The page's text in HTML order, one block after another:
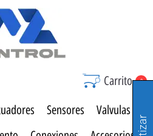
Carrito 0
Sensores
Valvulas